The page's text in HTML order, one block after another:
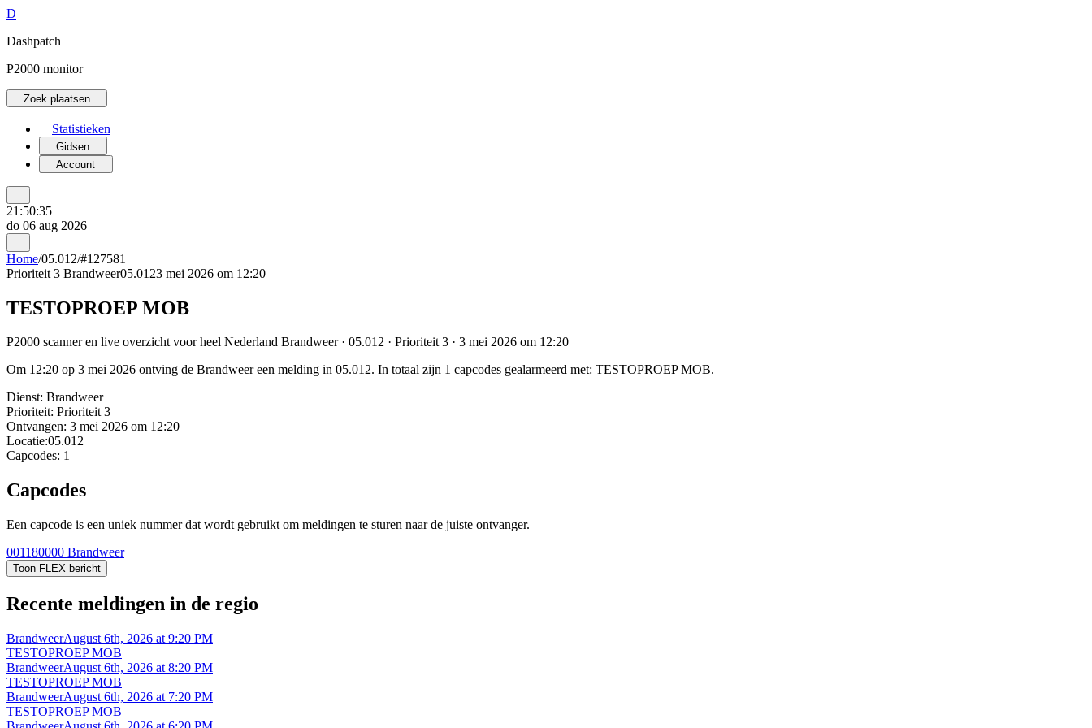
D
Dashpatch
P2000 monitor
Zoek plaatsen…
Statistieken
Gidsen
Account
21:50:35
do 06 aug 2026
Home/05.012/#127581
Prioriteit 3 Brandweer05.0123 mei 2026 om 12:20
TESTOPROEP MOB
P2000 scanner en live overzicht voor heel Nederland Brandweer · 05.012 · Prioriteit 3 · 3 mei 2026 om 12:20
Om 12:20 op 3 mei 2026 ontving de Brandweer een melding in 05.012. In totaal zijn 1 capcodes gealarmeerd met: TESTOPROEP MOB.
Dienst: Brandweer
Prioriteit: Prioriteit 3
Ontvangen: 3 mei 2026 om 12:20
Locatie:05.012
Capcodes: 1
Capcodes
Een capcode is een uniek nummer dat wordt gebruikt om meldingen te sturen naar de juiste ontvanger.
001180000 Brandweer
Toon FLEX bericht
Recente meldingen in de regio
BrandweerAugust 6th, 2026 at 9:20 PM
TESTOPROEP MOB
BrandweerAugust 6th, 2026 at 8:20 PM
TESTOPROEP MOB
BrandweerAugust 6th, 2026 at 7:20 PM
TESTOPROEP MOB